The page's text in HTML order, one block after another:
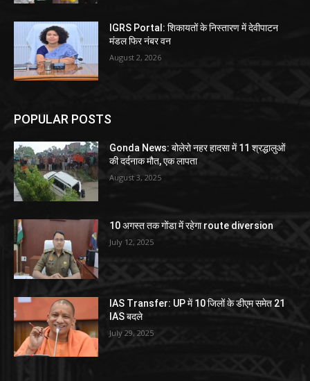
IGRS Portal: शिकायतों के निस्तारण में देवीपाटन
मंडल फिर नंबर वन
August 2, 2026
POPULAR POSTS
Gonda News: बोलेरो नहर हादसा में 11 श्रद्धालुओं
की दर्दनाक मौत, एक लापता
August 3, 2025
10 अगस्त तक गोंडा में रहेगा route diversion
July 12, 2025
IAS Transfer: UP में 10 जिलों के डीएम समेत 21
IAS बदले
July 29, 2025